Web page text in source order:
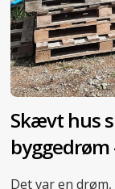
Skævt hus
Det var en